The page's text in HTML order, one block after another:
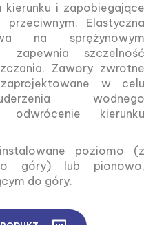
i zapobiegające
Elastyczna
na sprężynowym
zapewnia szczelność
Zawory zwrotne
w celu
wodnego
odwrócenie kierunku
poziomo (z
góry) lub pionowo,
do góry.